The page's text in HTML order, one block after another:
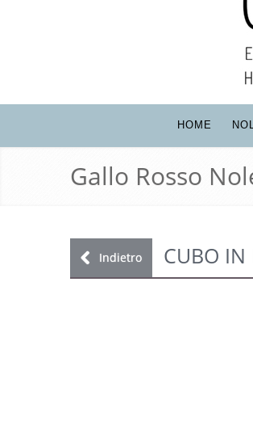
HOME
Gallo Rosso
Indietro CUBO IN